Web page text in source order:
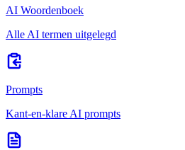
AI Woordenboek
Alle AI termen uitgelegd
Prompts
Kant-en-klare AI prompts